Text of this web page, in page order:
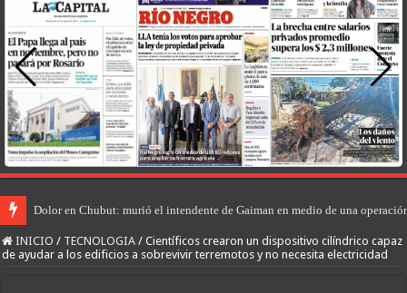
Dolor en Chubut: murió el intendente de Gaiman en medio de una
INICIO / TECNOLOGIA / Científicos crearon un dispositivo cilíndrico capaz
de ayudar a los edificios a sobrevivir terremotos y no necesita electricidad